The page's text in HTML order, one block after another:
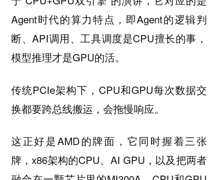
Agent时代的算力特点，即Agent的逻辑判
断、API调用、工具调度是CPU擅长的事，
模型推理才是GPU的活。
传统PCIe架构下，CPU和GPU每次数据交
换都要跨总线搬运，会拖慢响应。
这正好是AMD的牌面，它同时握着三张
牌，x86架构的CPU、AI GPU，以及把两者